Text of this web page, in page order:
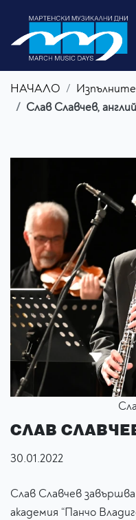
НАЧАЛО
Слав Славчев,
СЛАВ
30.01.2022
Слав Славчев
академия “Панчо